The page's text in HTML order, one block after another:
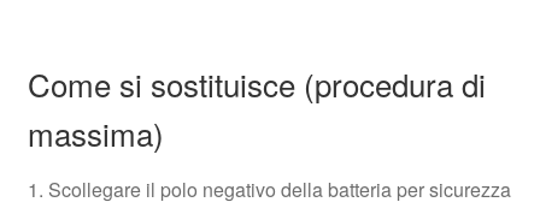
Come si sostituisce (procedura di
massima)
1. Scollegare il polo negativo della batteria per sicurezza